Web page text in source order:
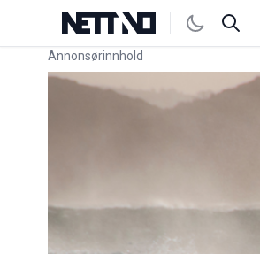
Annonsørinnhold
Link for annonse